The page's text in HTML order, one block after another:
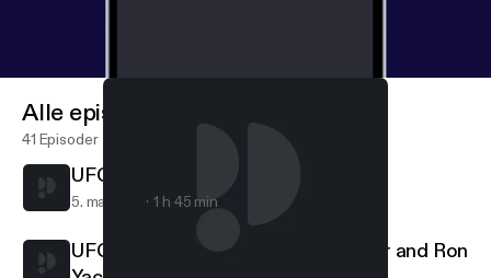
Alle episoder
41 Episoder
UFC 129 Breakdown
5. mai 2011 1 h 45 min
UFC 129 Preview With Virgil Zwicker and Ron